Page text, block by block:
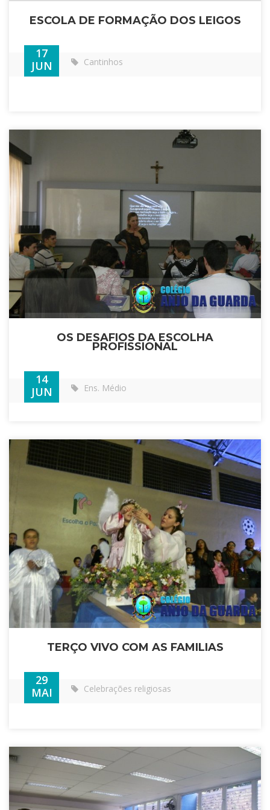
ESCOLA DE FORMAÇÃO DOS LEIGOS
17
JUN
Cantinhos
OS DESAFIOS DA ESCOLHA
PROFISSIONAL
14
JUN
Ens. Médio
TERÇO VIVO COM AS FAMILIAS
29
MAI
Celebrações religiosas